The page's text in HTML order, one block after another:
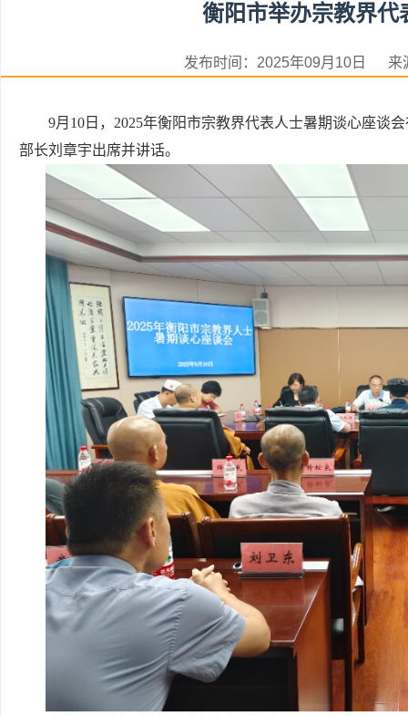
衡阳市举办宗教界代
发布时间：2025年09月10日
9月10日，2025年衡阳市宗教界代表人士暑期谈心座谈
部长刘章宇出席并讲话。